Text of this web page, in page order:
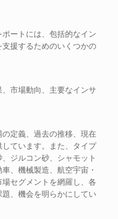
ートには、包括的なイン
援するためのいくつかの
市場動向、主要なインサ
定義、過去の推移、現在
ています。また、タイプ
ジルコン砂、シャモット
、機械製造、航空宇宙・
セグメントを網羅し、各
、機会を明らかにしてい